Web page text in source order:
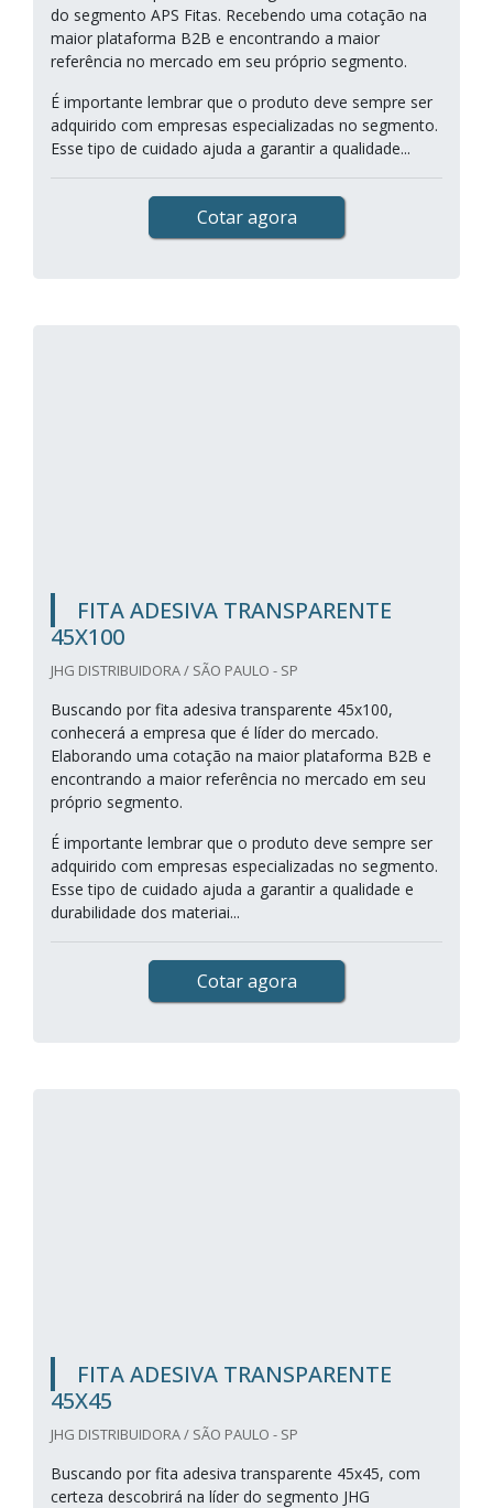
do segmento APS Fitas. Recebendo uma cotação na
maior plataforma B2B e encontrando a maior
referência no mercado em seu próprio segmento.
É importante lembrar que o produto deve sempre ser
adquirido com empresas especializadas no segmento.
Esse tipo de cuidado ajuda a garantir a qualidade...
Cotar agora
FITA ADESIVA TRANSPARENTE
45X100
JHG DISTRIBUIDORA / SÃO PAULO - SP
Buscando por fita adesiva transparente 45x100,
conhecerá a empresa que é líder do mercado.
Elaborando uma cotação na maior plataforma B2B e
encontrando a maior referência no mercado em seu
próprio segmento.
É importante lembrar que o produto deve sempre ser
adquirido com empresas especializadas no segmento.
Esse tipo de cuidado ajuda a garantir a qualidade e
durabilidade dos materiai...
Cotar agora
FITA ADESIVA TRANSPARENTE
45X45
JHG DISTRIBUIDORA / SÃO PAULO - SP
Buscando por fita adesiva transparente 45x45, com
certeza descobrirá na líder do segmento JHG